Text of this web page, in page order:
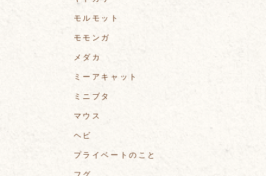
モルモット
モモンガ
メダカ
ミーアキャット
ミニブタ
マウス
ヘビ
プライベートのこと